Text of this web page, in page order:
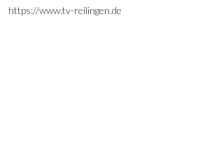
https://www.tv-reilingen.de